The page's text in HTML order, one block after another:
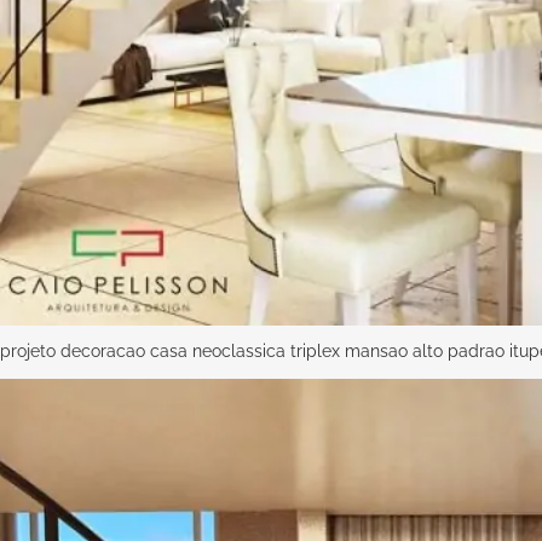
projeto decoracao casa neoclassica triplex mansao alto padrao